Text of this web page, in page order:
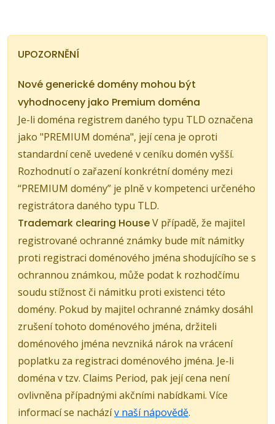
UPOZORNĚNÍ
Nové generické domény mohou být
vyhodnoceny jako Premium doména
Je-li doména registrem daného typu TLD označena
jako "PREMIUM doména", její cena je oproti
standardní ceně uvedené v ceníku domén vyšší.
Rozhodnutí o zařazení konkrétní domény mezi
“PREMIUM domény” je plně v kompetenci určeného
registrátora daného typu TLD.
Trademark clearing HouseV případě, že majitel
registrované ochranné známky bude mít námitky
proti registraci doménového jména shodujícího se s
ochrannou známkou, může podat k rozhodčímu
soudu stížnost či námitku proti existenci této
domény. Pokud by majitel ochranné známky dosáhl
zrušení tohoto doménového jména, držiteli
doménového jména nevzniká nárok na vrácení
poplatku za registraci doménového jména. Je-li
doména v tzv. Claims Period, pak její cena není
ovlivněna případnými akčními nabídkami. Více
informací se nacházív naší nápovědě.